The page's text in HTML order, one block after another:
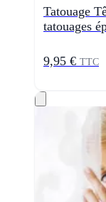
Tatouage
tatouages
9,95 € TTC